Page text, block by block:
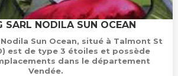
SARL NODILA SUN OCEAN
Sun Ocean, situé à Talmont St
est de type 3 étoiles et possède
dans le département
Vendée.